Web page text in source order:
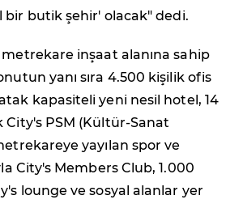
butik şehir' olacak" dedi.
metrekare inşaat alanına sahip
yanı sıra 4.500 kişilik ofis
kapasiteli yeni nesil hotel, 14
PSM (Kültür-Sanat
yayılan spor ve
City's Members Club, 1.000
lounge ve sosyal alanlar yer